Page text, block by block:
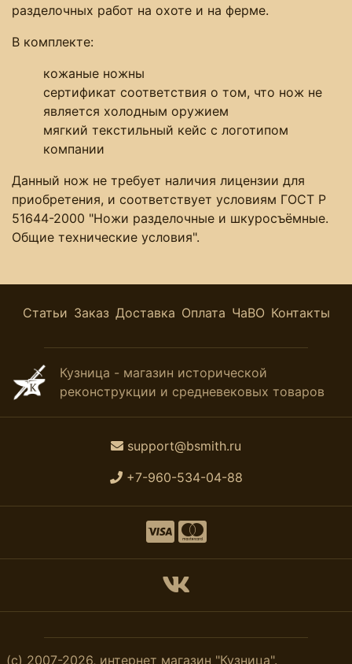
разделочных работ на охоте и на ферме.
В комплекте:
кожаные ножны
сертификат соответствия о том, что нож не
является холодным оружием
мягкий текстильный кейс с логотипом
компании
Данный нож не требует наличия лицензии для
приобретения, и соответствует условиям ГОСТ Р
51644-2000 "Ножи разделочные и шкуросъёмные.
Общие технические условия".
Статьи Заказ Доставка Оплата ЧаВО Контакты
Кузница - магазин исторической
реконструкции и средневековых товаров
support@bsmith.ru
+7-960-534-04-88
(с) 2007-2026, интернет магазин "Кузница".